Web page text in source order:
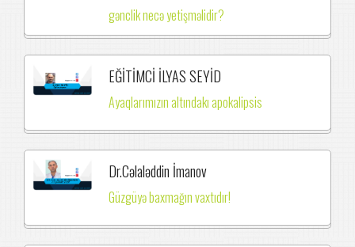
gənclik necə yetişməlidir?
EĞİTİMCİ İLYAS SEYİD
Ayaqlarımızın altındakı apokalipsis
Dr.Cəlaləddin İmanov
Güzgüyə baxmağın vaxtıdır!